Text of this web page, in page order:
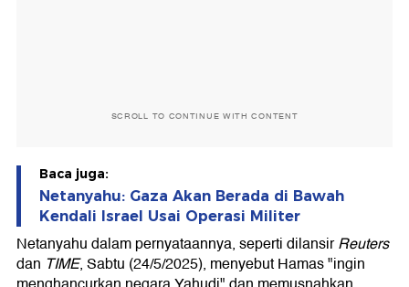
SCROLL TO CONTINUE WITH CONTENT
Baca juga:
Netanyahu: Gaza Akan Berada di Bawah
Kendali Israel Usai Operasi Militer
Netanyahu dalam pernyataannya, seperti dilansirReuters
dan TIME, Sabtu (24/5/2025), menyebut Hamas "ingin